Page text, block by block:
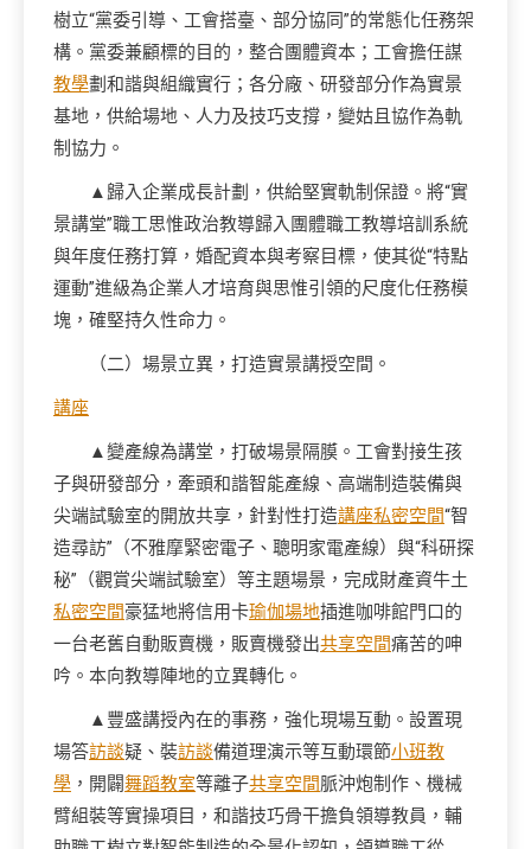
樹立“黨委引導、工會搭臺、部分協同”的常態化任務架
構。黨委兼顧標的目的，整合團體資本；工會擔任謀
教學劃和諧與組織實行；各分廠、研發部分作為實景
基地，供給場地、人力及技巧支撐，變姑且協作為軌
制協力。
▲歸入企業成長計劃，供給堅實軌制保證。將“實
景講堂”職工思惟政治教導歸入團體職工教導培訓系統
與年度任務打算，婚配資本與考察目標，使其從“特點
運動”進級為企業人才培育與思惟引領的尺度化任務模
塊，確堅持久性命力。
（二）場景立異，打造實景講授空間。
講座
▲變產線為講堂，打破場景隔膜。工會對接生孩
子與研發部分，牽頭和諧智能產線、高端制造裝備與
尖端試驗室的開放共享，針對性打造講座私密空間“智
造尋訪”（不雅摩緊密電子、聰明家電產線）與“科研探
秘”（觀賞尖端試驗室）等主題場景，完成財產資牛土
私密空間豪猛地將信用卡瑜伽場地插進咖啡館門口的
一台老舊自動販賣機，販賣機發出共享空間痛苦的呻
吟。本向教導陣地的立異轉化。
▲豐盛講授內在的事務，強化現場互動。設置現
場答訪談疑、裝訪談備道理演示等互動環節小班教
學 ，開闢舞蹈教室等離子共享空間脈沖炮制作、機械
臂組裝等實操項目，和諧技巧骨干擔負領導教員，輔